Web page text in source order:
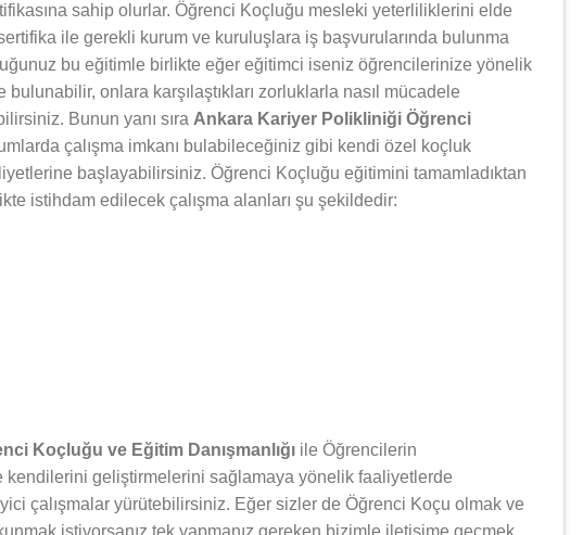
sahip olurlar. Öğrenci Koçluğu mesleki yeterliliklerini elde
ile gerekli kurum ve kuruluşlara iş başvurularında bulunma
bu eğitimle birlikte eğer eğitimci iseniz öğrencilerinize yönelik
onlara karşılaştıkları zorluklarla nasıl mücadele
Bunun yanı sıra Ankara Kariyer Polikliniği Öğrenci
çalışma imkanı bulabileceğiniz gibi kendi özel koçluk
başlayabilirsiniz. Öğrenci Koçluğu eğitimini tamamladıktan
istihdam edilecek çalışma alanları şu şekildedir:
Koçluğu ve Eğitim Danışmanlığı ile Öğrencilerin
kendilerini geliştirmelerini sağlamaya yönelik faaliyetlerde
çalışmalar yürütebilirsiniz. Eğer sizler de Öğrenci Koçu olmak ve